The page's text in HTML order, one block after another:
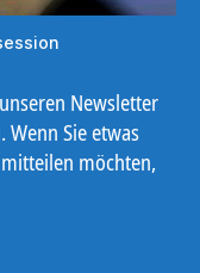
Newsletter
Sie etwas
möchten,